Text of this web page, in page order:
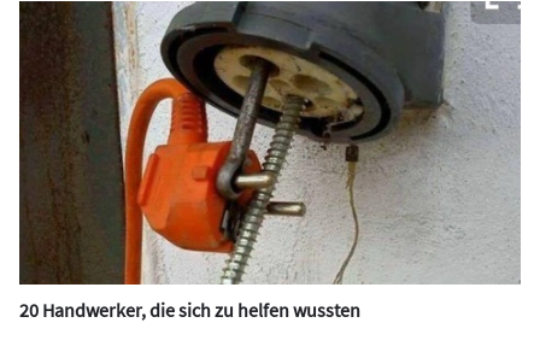
20 Handwerker, die sich zu helfen wussten